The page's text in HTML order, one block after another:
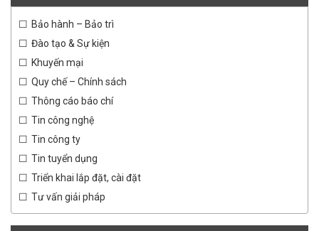
Bảo hành – Bảo trì
Đào tạo & Sự kiện
Khuyến mại
Quy chế – Chính sách
Thông cáo báo chí
Tin công nghệ
Tin công ty
Tin tuyển dụng
Triển khai lắp đặt, cài đặt
Tư vấn giải pháp